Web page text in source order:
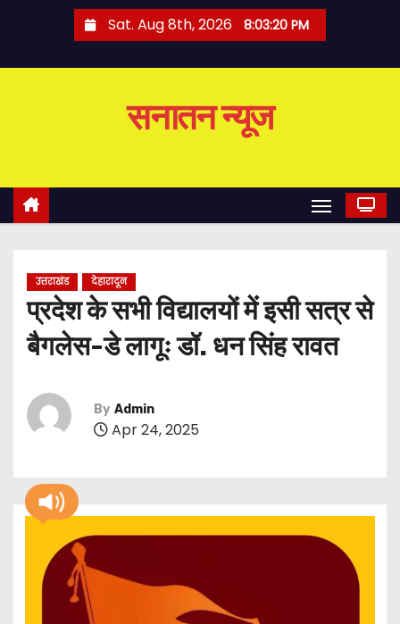
o
Sat. Aug 8th, 2026 8:03:20 PM
सनातन न्यूज
उत्तराखंड देहारादून
प्रदेश के सभी विद्यालयों में इसी सत्र से
बैगलेस-डे लागूः डॉ. धन सिंह रावत
By Admin
Apr 24, 2025